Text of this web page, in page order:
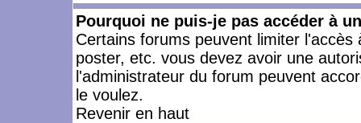
Pourquoi ne puis-je pas accéder à
Certains forums peuvent limiter
poster, etc. vous devez avoir une
l'administrateur du forum peuvent
le voulez.
Revenir en haut